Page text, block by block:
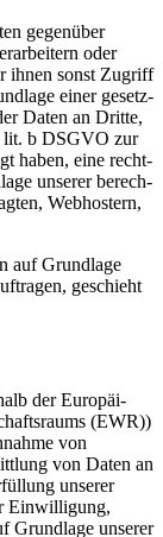
gegenüber
oder
ihnen sonst Zugriff
einer gesetz­
Daten an Dritte,
lit. b DSGVO zur
haben, eine recht­
unserer berech­
Webhostern,
auf Grundlage
geschieht
der Europäi­
(EWR))
von
von Daten an
unserer
Einwil­ligung,
Grundlage unserer